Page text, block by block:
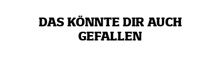
DAS KÖNNTE DIR AUCH
GEFALLEN